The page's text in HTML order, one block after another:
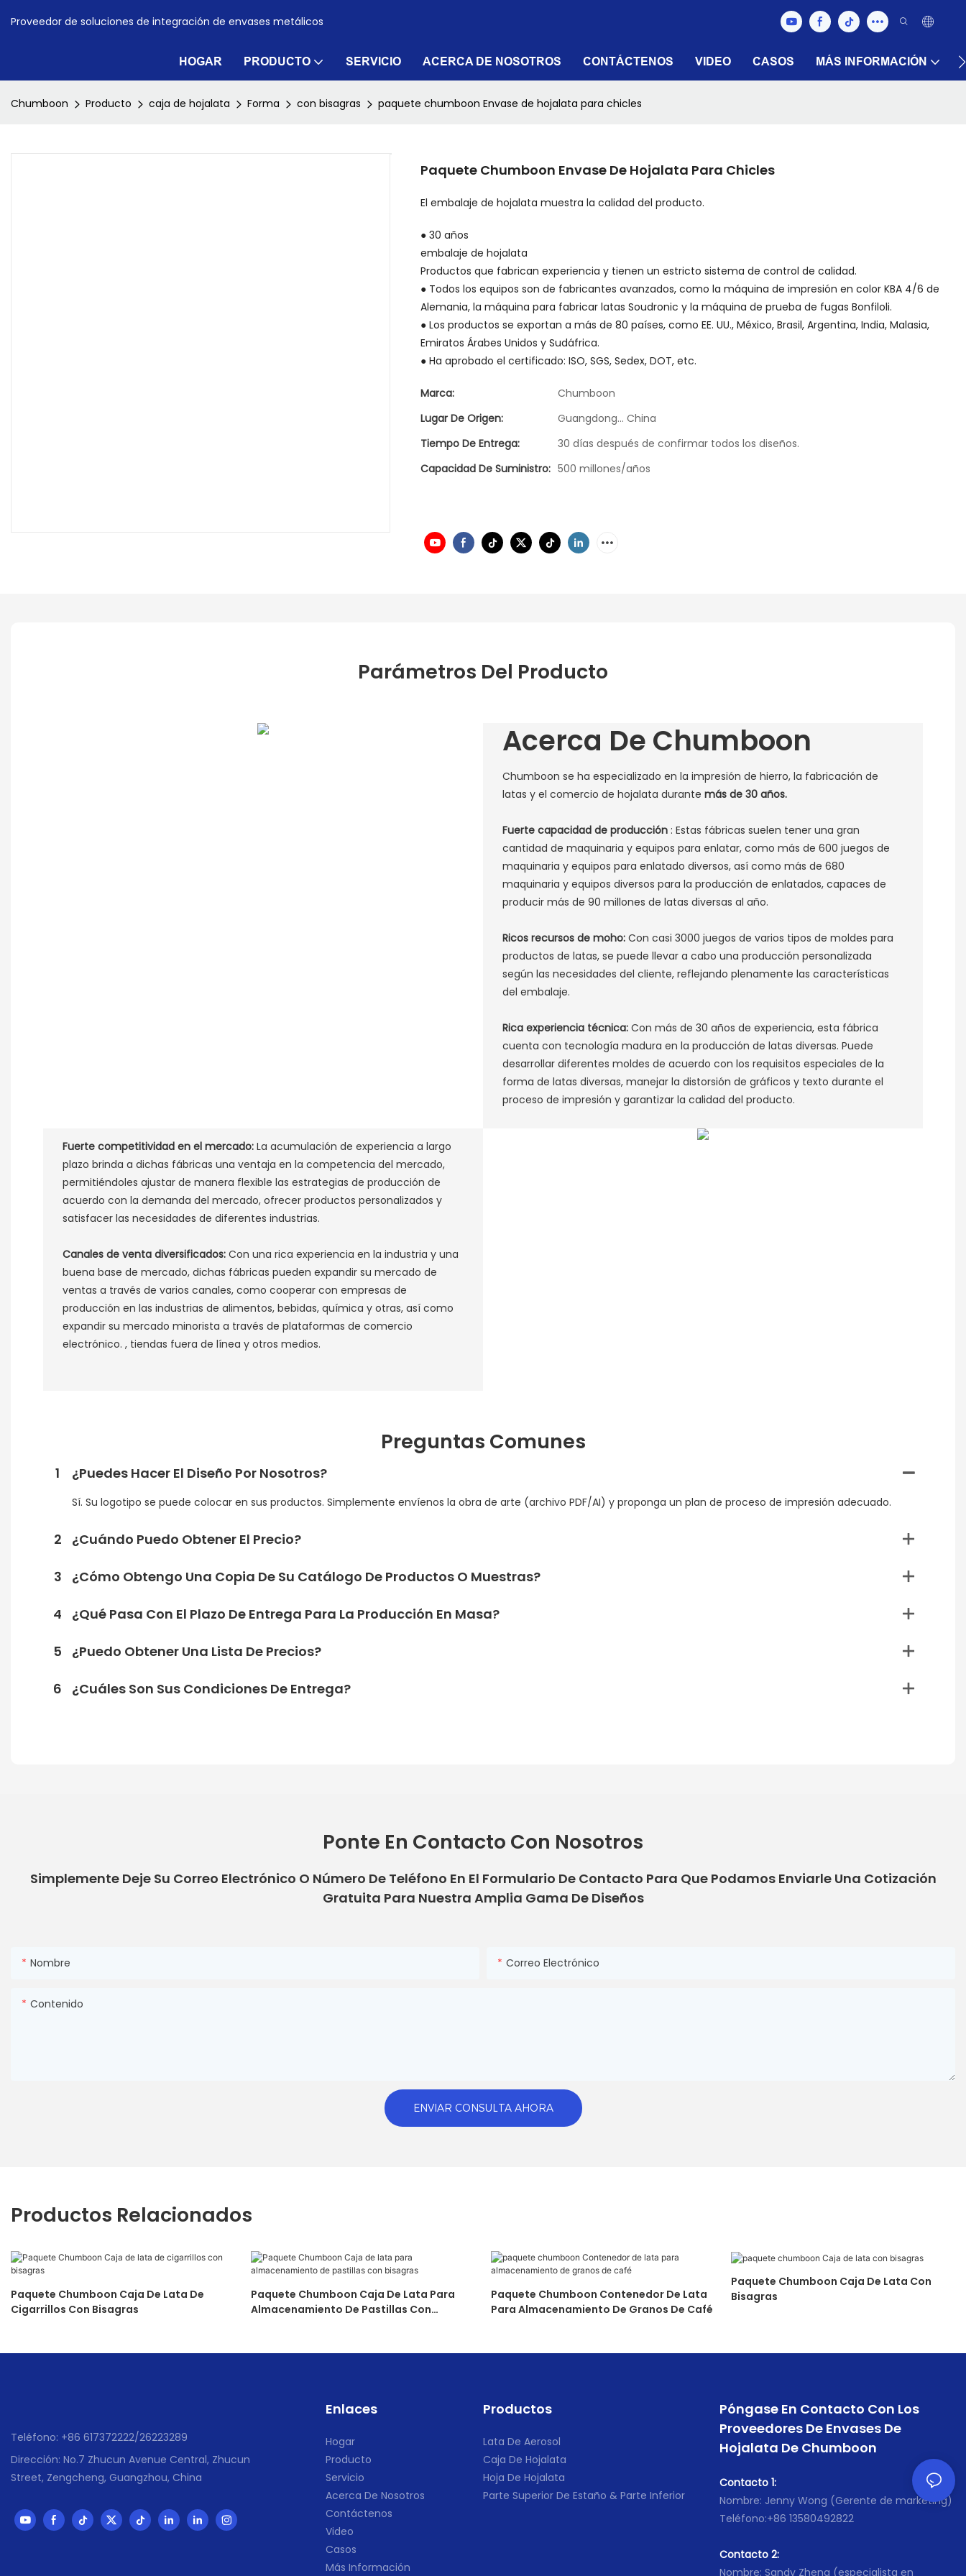
Proveedor de soluciones de integración de envases metálicos
HOGAR PRODUCTO SERVICIO ACERCA DE NOSOTROS CONTÁCTENOS VIDEO CASOS MÁS INFORMACIÓN
Chumboon Producto caja de hojalata Forma con bisagras paquete chumboon Envase de hojalata para chicles
Paquete Chumboon Envase De Hojalata Para Chicles
El embalaje de hojalata muestra la calidad del producto.
● 30 años
Productos que fabrican experiencia y tienen un estricto sistema de control de calidad.
● Todos los equipos son de fabricantes avanzados, como la máquina de impresión en color KBA 4/6 de
Alemania, la máquina para fabricar latas Soudronic y la máquina de prueba de fugas Bonfiloli.
● Los productos se exportan a más de 80 países, como EE. UU., México, Brasil, Argentina, India, Malasia,
Emiratos Árabes Unidos y Sudáfrica.
● Ha aprobado el certificado: ISO, SGS, Sedex, DOT, etc.
Marca:
Chumboon
Lugar De Origen:
Guangdong... China
Tiempo De Entrega:
30 días después de confirmar todos los diseños.
Capacidad De Suministro: 500 millones/años
Parámetros Del Producto
Acerca De Chumboon
Chumboon se ha especializado en la impresión de hierro, la fabricación de
latas y el comercio de hojalata durante más de 30 años.
Fuerte capacidad de producción : Estas fábricas suelen tener una gran
cantidad de maquinaria y equipos para enlatar, como más de 600 juegos de
maquinaria y equipos para enlatado diversos, así como más de 680
maquinaria y equipos diversos para la producción de enlatados, capaces de
producir más de 90 millones de latas diversas al año. ‌
Ricos recursos de moho: Con casi 3000 juegos de varios tipos de moldes para
productos de latas, se puede llevar a cabo una producción personalizada
según las necesidades del cliente, reflejando plenamente las características
del embalaje. ‌
Rica experiencia técnica: Con más de 30 años de experiencia, esta fábrica
cuenta con tecnología madura en la producción de latas diversas. Puede
desarrollar diferentes moldes de acuerdo con los requisitos especiales de la
forma de latas diversas, manejar la distorsión de gráficos y texto durante el
proceso de impresión y garantizar la calidad del producto. ‌
Fuerte competitividad en el mercado: La acumulación de experiencia a largo
plazo brinda a dichas fábricas una ventaja en la competencia del mercado,
permitiéndoles ajustar de manera flexible las estrategias de producción de
acuerdo con la demanda del mercado, ofrecer productos personalizados y
satisfacer las necesidades de diferentes industrias. ‌
Canales de venta diversificados: Con una rica experiencia en la industria y una
buena base de mercado, dichas fábricas pueden expandir su mercado de
ventas a través de varios canales, como cooperar con empresas de
producción en las industrias de alimentos, bebidas, química y otras, así como
expandir su mercado minorista a través de plataformas de comercio
electrónico. , tiendas fuera de línea y otros medios. ‌
Preguntas Comunes
1 ¿Puedes Hacer El Diseño Por Nosotros?
Sí. Su logotipo se puede colocar en sus productos. Simplemente envíenos la obra de arte (archivo PDF/AI) y proponga un plan de proceso de impresión adecuado.
2 ¿Cuándo Puedo Obtener El Precio?
3 ¿Cómo Obtengo Una Copia De Su Catálogo De Productos O Muestras?
4 ¿Qué Pasa Con El Plazo De Entrega Para La Producción En Masa?
5 ¿Puedo Obtener Una Lista De Precios?
6 ¿Cuáles Son Sus Condiciones De Entrega?
Ponte En Contacto Con Nosotros
Simplemente Deje Su Correo Electrónico O Número De Teléfono En El Formulario De Contacto Para Que Podamos Enviarle Una Cotización
Gratuita Para Nuestra Amplia Gama De Diseños
Nombre Correo Electrónico
Contenido
ENVIAR CONSULTA AHORA
Productos Relacionados
Paquete Chumboon Caja De Lata De
Cigarrillos Con Bisagras
Paquete Chumboon Caja De Lata Para
Almacenamiento De Pastillas Con
Paquete Chumboon Contenedor De Lata
Para Almacenamiento De Granos De Café
Paquete Chumboon Caja De Lata Con
Bisagras
Teléfono: +86 617372222/26223289
Dirección: No.7 Zhucun Avenue Central, Zhucun
Street, Zengcheng, Guangzhou, China
Enlaces
Hogar
Producto
Servicio
Acerca De Nosotros
Contáctenos
Video
Casos
Más Información
Productos
Lata De Aerosol
Caja De Hojalata
Hoja De Hojalata
Parte Superior De Estaño & Parte Inferior
Póngase En Contacto Con Los
Proveedores De Envases De
Hojalata De Chumboon
Contacto 1:
Nombre: Jenny Wong (Gerente de marketing)
Teléfono:+86 13580492822
Contacto 2:
Nombre: Sandy Zheng (especialista en